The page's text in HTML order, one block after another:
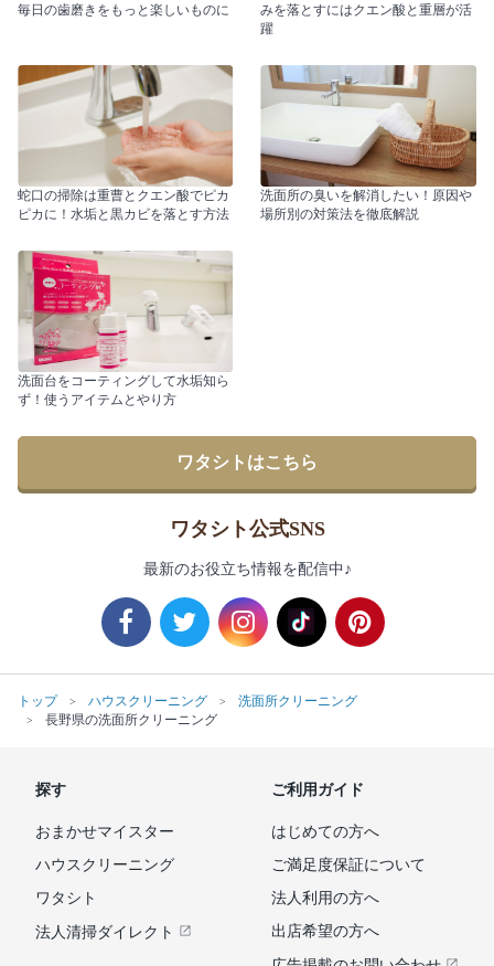
毎日の歯磨きをもっと楽しいものに
みを落とすにはクエン酸と重層が活
躍
蛇口の掃除は重曹とクエン酸でピカ
ピカに！水垢と黒カビを落とす方法
洗面所の臭いを解消したい！原因や
場所別の対策法を徹底解説
洗面台をコーティングして水垢知ら
ず！使うアイテムとやり方
ワタシトはこちら
ワタシト公式SNS
最新のお役立ち情報を配信中♪
トップ ハウスクリーニング
洗面所クリーニング
長野県の洗面所クリーニング
探す
おまかせマイスター
ハウスクリーニング
ワタシト
法人清掃ダイレクト
ご利用ガイド
はじめての方へ
ご満足度保証について
法人利用の方へ
出店希望の方へ